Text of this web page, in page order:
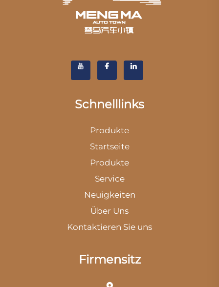
Schnelllinks
Produkte
Startseite
Produkte
Service
Neuigkeiten
Über Uns
Kontaktieren Sie uns
Firmensitz